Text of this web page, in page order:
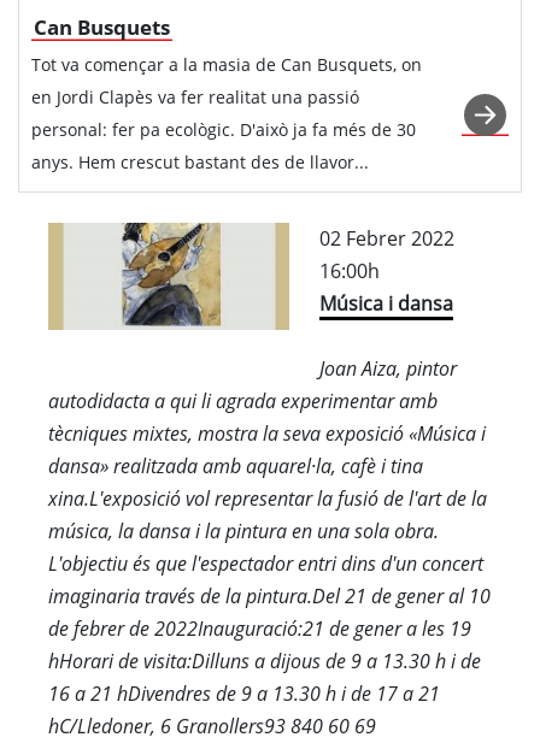
Can Busquets
Tot va començar a la masia de Can Busquets, on
en Jordi Clapès va fer realitat una passió
personal: fer pa ecològic. D'això ja fa més de 30
anys. Hem crescut bastant des de llavor...
02 Febrer 2022
16:00h
Música i dansa
Joan Aiza, pintor
autodidacta a qui li agrada experimentar amb
tècniques mixtes, mostra la seva exposició «Música i
dansa» realitzada amb aquarel·la, cafè i tina
xina.L'exposició vol representar la fusió de l'art de la
música, la dansa i la pintura en una sola obra.
L'objectiu és que l'espectador entri dins d'un concert
imaginaria través de la pintura.Del 21 de gener al 10
de febrer de 2022Inauguració:21 de gener a les 19
hHorari de visita:Dilluns a dijous de 9 a 13.30 h i de
16 a 21 hDivendres de 9 a 13.30 h i de 17 a 21
hC/Lledoner, 6 Granollers93 840 60 69